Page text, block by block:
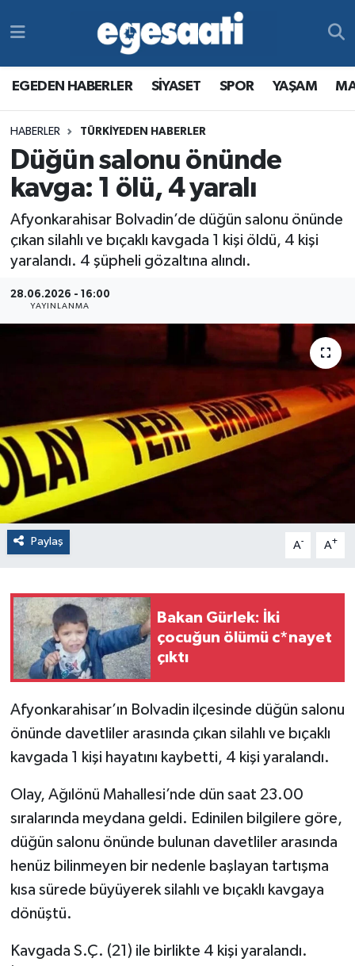
EGEDEN HABERLER SİYASET SPOR YAŞAM
HABERLER TÜRKİYEDEN HABERLER
Düğün salonu önünde
kavga: 1 ölü, 4 yaralı
Afyonkarahisar Bolvadin’de düğün salonu önünde
çıkan silahlı ve bıçaklı kavgada 1 kişi öldü, 4 kişi
yaralandı. 4 şüpheli gözaltına alındı.
28.06.2026 - 16:00
YAYINLANMA
Paylaş A- A+
Bakan Gürlek: İki
çocuğun ölümü c*nayet
çıktı
Afyonkarahisar’ın Bolvadin ilçesinde düğün salonu
önünde davetliler arasında çıkan silahlı ve bıçaklı
kavgada 1 kişi hayatını kaybetti, 4 kişi yaralandı.
Olay, Ağılönü Mahallesi’nde dün saat 23.00
sıralarında meydana geldi. Edinilen bilgilere göre,
düğün salonu önünde bulunan davetliler arasında
henüz bilinmeyen bir nedenle başlayan tartışma
kısa sürede büyüyerek silahlı ve bıçaklı kavgaya
dönüştü.
Kavgada S.Ç. (21) ile birlikte 4 kişi yaralandı.
MAGAZİN
RESMİ REKLAMLAR
YAŞAM
MAGAZİN
RESMİ REKLAMLAR
Egemax TV
Tüm Manşetler
Son Dakika Haberleri
Haber Arşivi